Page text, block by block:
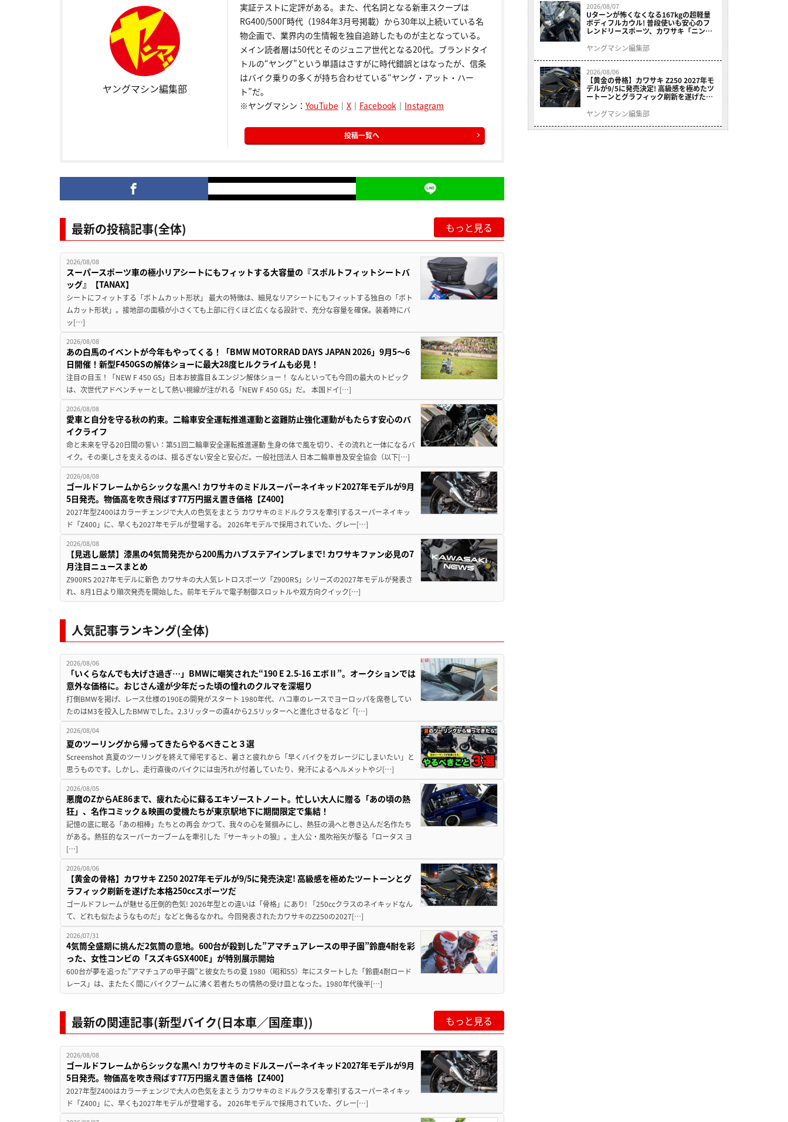
ヤングマシン編集部
実証テストに定評がある。また、代名詞となる新車スクープは
RG400/500Γ時代（1984年3月号掲載）から30年以上続いている名
物企画で、業界内の生情報を独自追跡したものが主となっている。
メイン読者層は50代とそのジュニア世代となる20代。ブランドタイ
トルの“ヤング”という単語はさすがに時代錯誤とはなったが、信条
はバイク乗りの多くが持ち合わせている“ヤング・アット・ハー
ト”だ。
※ヤングマシン： YouTube｜ X｜ Facebook｜ Instagram
投稿一覧へ
最新の投稿記事(全体) もっと見る
2026/08/08
スーパースポーツ車の極小リアシートにもフィットする大容量の『スポルトフィットシートバ
ッグ』【TANAX】
シートにフィットする「ボトムカット形状」 最大の特徴は、細見なリアシートにもフィットする独自の「ボト
ムカット形状」。接地部の面積が小さくても上部に行くほど広くなる設計で、充分な容量を確保。装着時にバ
ッ[…]
2026/08/08
あの白馬のイベントが今年もやってくる！「BMW MOTORRAD DAYS JAPAN 2026」9月5〜6
日開催！新型F450GSの解体ショーに最大28度ヒルクライムも必見！
注目の目玉！「NEW F 450 GS」日本お披露目＆エンジン解体ショー！ なんといっても今回の最大のトピック
は、次世代アドベンチャーとして熱い視線が注がれる「NEW F 450 GS」だ。 本国ドイ[…]
2026/08/08
愛車と自分を守る秋の約束。二輪車安全運転推進運動と盗難防止強化運動がもたらす安心のバ
イクライフ
命と未来を守る20日間の誓い：第51回二輪車安全運転推進運動 生身の体で風を切り、その流れと一体になるバ
イク。その楽しさを支えるのは、揺るぎない安全と安心だ。一般社団法人 日本二輪車普及安全協会（以下[…]
2026/08/08
ゴールドフレームからシックな黒へ! カワサキのミドルスーパーネイキッド2027年モデルが9月
5日発売。物価高を吹き飛ばす77万円据え置き価格【Z400】
2027年型Z400はカラーチェンジで大人の色気をまとう カワサキのミドルクラスを牽引するスーパーネイキッ
ド「Z400」に、早くも2027年モデルが登場する。 2026年モデルで採用されていた、グレー[…]
2026/08/08
【見逃し厳禁】漆黒の4気筒発売から200馬力ハブステアインプレまで! カワサキファン必見の7
月注目ニュースまとめ
Z900RS 2027年モデルに新色 カワサキの大人気レトロスポーツ「Z900RS」シリーズの2027年モデルが発表さ
れ、8月1日より順次発売を開始した。前年モデルで電子制御スロットルや双方向クイック[…]
人気記事ランキング(全体)
2026/08/06
「いくらなんでも大げさ過ぎ…」BMWに嘲笑された“190 E 2.5-16 エボⅡ”。オークションでは
意外な価格に。おじさん達が少年だった頃の憧れのクルマを深堀り
打倒BMWを掲げ、レース仕様の190Eの開発がスタート 1980年代、ハコ車のレースでヨーロッパを席巻してい
たのはM3を投入したBMWでした。2.3リッターの直4から2.5リッターへと進化させるなど「[…]
2026/08/04
夏のツーリングから帰ってきたらやるべきこと３選
Screenshot 真夏のツーリングを終えて帰宅すると、暑さと疲れから「早くバイクをガレージにしまいたい」と
思うものです。しかし、走行直後のバイクには虫汚れが付着していたり、発汗によるヘルメットやジ[…]
2026/08/05
悪魔のZからAE86まで、疲れた心に蘇るエキゾーストノート。忙しい大人に贈る「あの頃の熱
狂」、名作コミック＆映画の愛機たちが東京駅地下に期間限定で集結！
記憶の底に眠る「あの相棒」たちとの再会 かつて、我々の心を鷲掴みにし、熱狂の渦へと巻き込んだ名作たち
がある。熱狂的なスーパーカーブームを牽引した『サーキットの狼』。主人公・風吹裕矢が駆る「ロータス ヨ
[…]
2026/08/06
【黄金の骨格】カワサキ Z250 2027年モデルが9/5に発売決定! 高級感を極めたツートーンとグ
ラフィック刷新を遂げた本格250ccスポーツだ
ゴールドフレームが魅せる圧倒的色気! 2026年型との違いは「骨格」にあり! 「250ccクラスのネイキッドなん
て、どれも似たようなものだ」などと侮るなかれ。今回発表されたカワサキのZ250の2027[…]
2026/07/31
4気筒全盛期に挑んだ2気筒の意地。600台が殺到した”アマチュアレースの甲子園”鈴鹿4耐を彩
った、女性コンビの「スズキGSX400E」が特別展示開始
600台が夢を追った”アマチュアの甲子園”と彼女たちの夏 1980（昭和55）年にスタートした「鈴鹿4耐ロード
レース」は、またたく間にバイクブームに沸く若者たちの情熱の受け皿となった。1980年代後半[…]
最新の関連記事(新型バイク(日本車／国産車)) もっと見る
2026/08/08
ゴールドフレームからシックな黒へ! カワサキのミドルスーパーネイキッド2027年モデルが9月
5日発売。物価高を吹き飛ばす77万円据え置き価格【Z400】
2027年型Z400はカラーチェンジで大人の色気をまとう カワサキのミドルクラスを牽引するスーパーネイキッ
ド「Z400」に、早くも2027年モデルが登場する。 2026年モデルで採用されていた、グレー[…]
2026/08/07
Uターンが怖くなくなる167kgの超軽量
ボディフルカウル! 普段使いも安心のフ
レンドリースポーツ、カワサキ「ニンジ
9/5発売
ヤングマシン編集部
2026/08/06
【黄金の骨格】カワサキ Z250 2027年モ
デルが9/5に発売決定! 高級感を極めたツ
ートーンとグラフィック刷新を遂げた本
ヤングマシン編集部